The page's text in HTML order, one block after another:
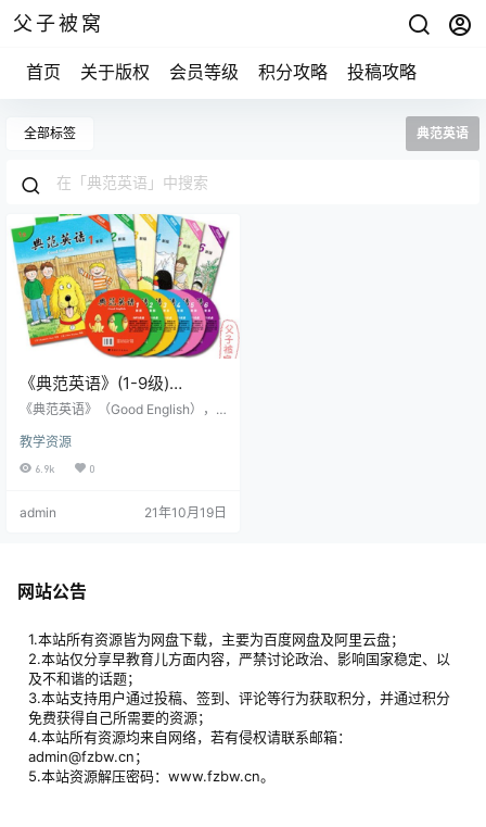
父子被窝
首页 关于版权 会员等级 积分攻略 投稿攻略
全部标签 典范英语
《典范英语》(1-9级)
PDF+MP3音频
《典范英语》（Good English），
ing Tree），是英国牛津大学出版社
出版的一套家喻户晓的英语教材，
有133个国家用它作 为外语学习教
事。《典范英语》（6-9）在此基础
上，又从《…
教学资源
6.9k 0
admin 21年10月19日
网站公告
1.本站所有资源皆为网盘下载，主要为百度网盘及阿里云盘；
2.本站仅分享早教育儿方面内容，严禁讨论政治、影响国家稳定、以
及不和谐的话题；
3.本站支持用户通过投稿、签到、评论等行为获取积分，并通过积分
免费获得自己所需要的资源；
4.本站所有资源均来自网络，若有侵权请联系邮箱：
admin@fzbw.cn；
5.本站资源解压密码：www.fzbw.cn。